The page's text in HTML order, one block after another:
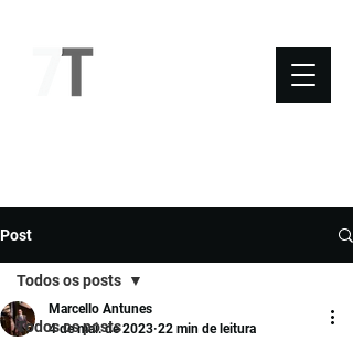
Post
Todos os posts
Todos os posts
Marcello Antunes
4 de mai. de 2023 22 min de leitura